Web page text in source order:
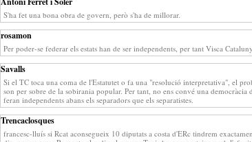
S'ha fet una bona obra de govern, però s'ha de millorar.
rosamon
Per poder-se federar els estats han de ser independents, per tant Visca
Savalls
Si el TC toca una coma de l'Estatutet o fa una "resolució interpretativa", el
son per sobre de la sobirania popular. Per tant, no ens convé una
feran independents abans els separadors que els separatistes.
Trencaclosques
francesc-lluís si Rcat aconsegueix 10 diputats a costa d'ERc tindrem